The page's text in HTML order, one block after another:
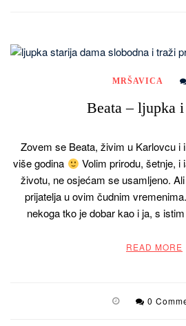
MRŠAVICA
Beata – ljupka
Zovem se Beata, živim u Karlovcu i
više godina
Volim prirodu, šetnje,
životu, ne osjećam se usamljeno.
prijatelja u ovim čudnim
nekoga tko je dobar kao i ja, s
READ MORE
0